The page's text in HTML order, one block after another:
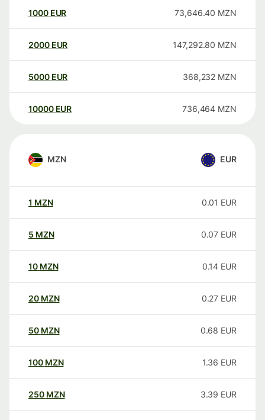
1000 EUR 73,646.40 MZN
2000 EUR 147,292.80 MZN
5000 EUR 368,232 MZN
10000 EUR 736,464 MZN
MZN EUR
1 MZN 0.01 EUR
5 MZN 0.07 EUR
10 MZN 0.14 EUR
20 MZN 0.27 EUR
50 MZN 0.68 EUR
100 MZN 1.36 EUR
250 MZN 3.39 EUR